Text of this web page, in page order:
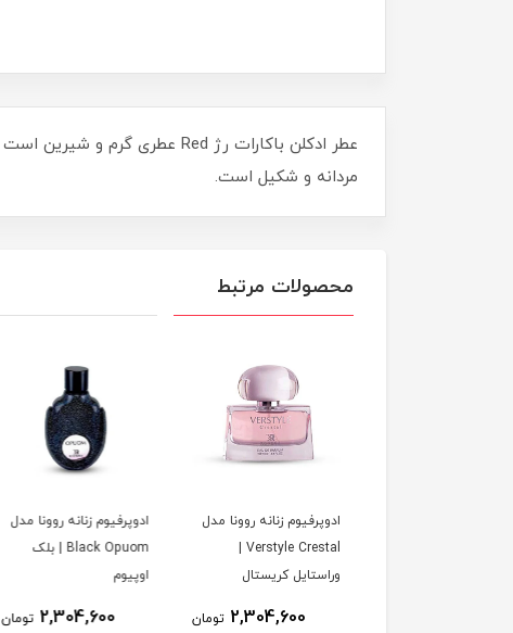
مردانه و شکیل است.
محصولات مرتبط
ادوپرفیوم زنانه روونا مدل
Black Opuom | بلک
اوپیوم
2,304,600 تومان
ادوپرفیوم زنانه روونا مدل
Ephorate | ایفوریت
2,304,600 تومان